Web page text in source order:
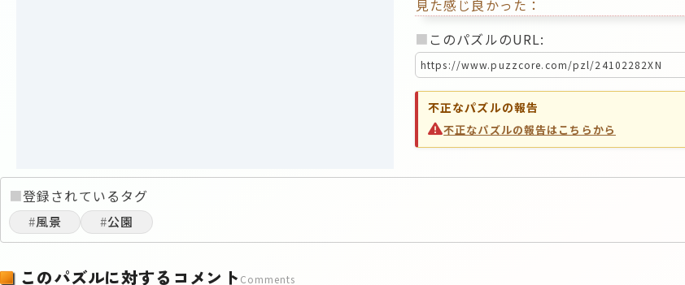
見た感じ良かった：
■ このパズルのURL:
不正なパズルの報告
不正なパズルの報告はこちらから
■登録されているタグ
#風景 #公園
このパズルに対するコメント Comments